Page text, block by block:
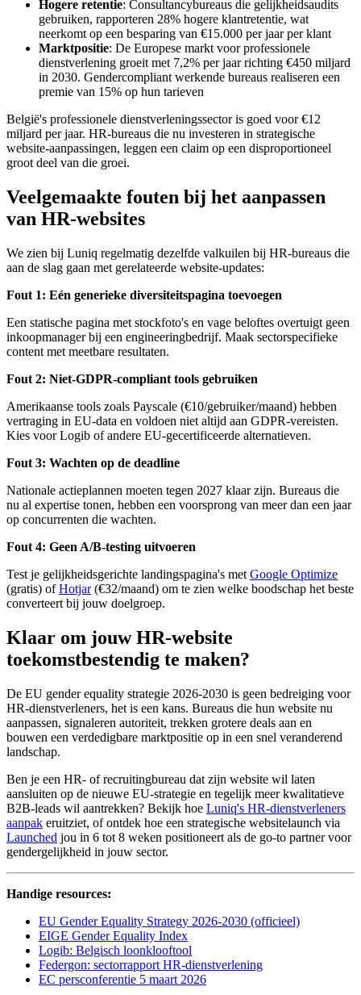
Hogere retentie: Consultancybureaus die gelijkheidsaudits
gebruiken, rapporteren 28% hogere klantretentie, wat
neerkomt op een besparing van €15.000 per jaar per klant
Marktpositie: De Europese markt voor professionele
dienstverlening groeit met 7,2% per jaar richting €450 miljard
in 2030. Gendercompliant werkende bureaus realiseren een
premie van 15% op hun tarieven
België's professionele dienstverleningssector is goed voor €12
miljard per jaar. HR-bureaus die nu investeren in strategische
website-aanpassingen, leggen een claim op een disproportioneel
groot deel van die groei.
Veelgemaakte fouten bij het aanpassen
van HR-websites
We zien bij Luniq regelmatig dezelfde valkuilen bij HR-bureaus die
aan de slag gaan met gerelateerde website-updates:
Fout 1: Eén generieke diversiteitspagina toevoegen
Een statische pagina met stockfoto's en vage beloftes overtuigt geen
inkoopmanager bij een engineeringbedrijf. Maak sectorspecifieke
content met meetbare resultaten.
Fout 2: Niet-GDPR-compliant tools gebruiken
Amerikaanse tools zoals Payscale (€10/gebruiker/maand) hebben
vertraging in EU-data en voldoen niet altijd aan GDPR-vereisten.
Kies voor Logib of andere EU-gecertificeerde alternatieven.
Fout 3: Wachten op de deadline
Nationale actieplannen moeten tegen 2027 klaar zijn. Bureaus die
nu al expertise tonen, hebben een voorsprong van meer dan een jaar
op concurrenten die wachten.
Fout 4: Geen A/B-testing uitvoeren
Test je gelijkheidsgerichte landingspagina's met Google Optimize
(gratis) ofHotjar(€32/maand) om te zien welke boodschap het beste
converteert bij jouw doelgroep.
Klaar om jouw HR-website
toekomstbestendig te maken?
De EU gender equality strategie 2026-2030 is geen bedreiging voor
HR-dienstverleners, het is een kans. Bureaus die hun website nu
aanpassen, signaleren autoriteit, trekken grotere deals aan en
bouwen een verdedigbare marktpositie op in een snel veranderend
landschap.
Ben je een HR- of recruitingbureau dat zijn website wil laten
aansluiten op de nieuwe EU-strategie en tegelijk meer kwalitatieve
B2B-leads wil aantrekken? Bekijk hoe Luniq's HR-dienstverleners
aanpak eruitziet, of ontdek hoe een strategische websitelaunch via
Launched jou in 6 tot 8 weken positioneert als de go-to partner voor
gendergelijkheid in jouw sector.
Handige resources:
EU Gender Equality Strategy 2026-2030 (officieel)
EIGE Gender Equality Index
Logib: Belgisch loonklooftool
Federgon: sectorrapport HR-dienstverlening
EC persconferentie 5 maart 2026